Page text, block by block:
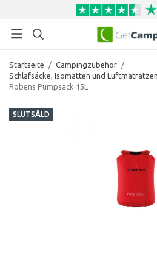
Startseite / Campingzubehör /
Schlafsäcke, Isomatten und Luftmatratzen
Robens Pumpsack 15L
SLUTSÅLD